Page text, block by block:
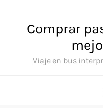
Comprar
Viaje en bus